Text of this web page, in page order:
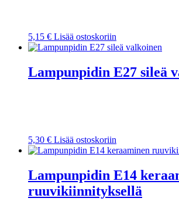
5,15 € Lisää ostoskoriin
Lampunpidin E27 sileä
5,30 € Lisää ostoskoriin
Lampunpidin E14
ruuvikiinnityksellä